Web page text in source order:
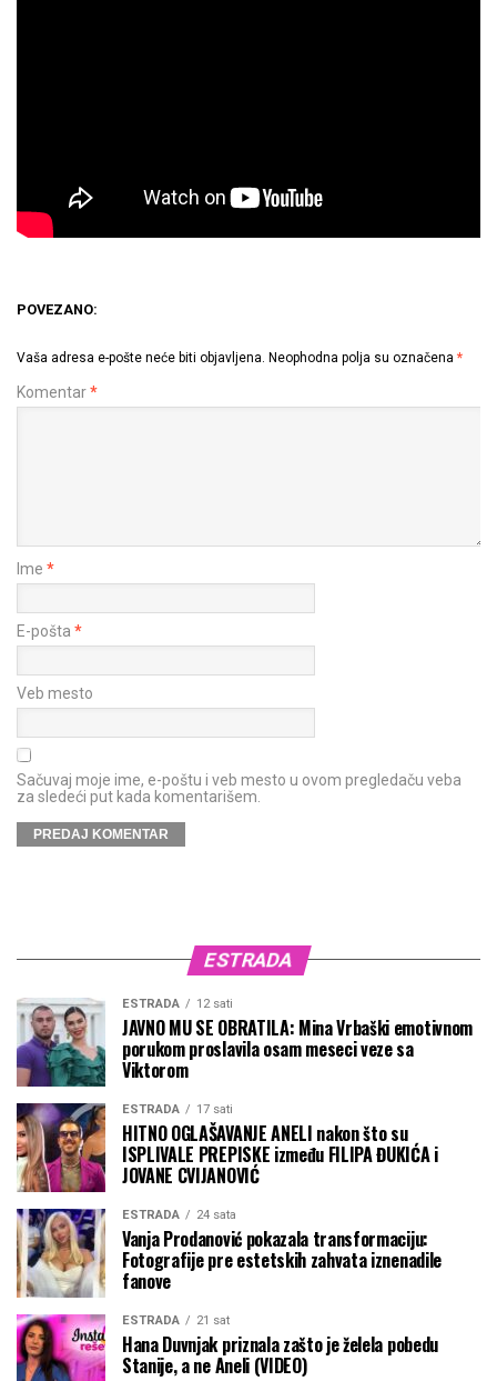
POVEZANO:
Vaša adresa e-pošte neće biti objavljena. Neophodna polja su označena *
Komentar*
Ime *
E-pošta *
Veb mesto
Sačuvaj moje ime, e-poštu i veb mesto u ovom pregledaču veba
za sledeći put kada komentarišem.
ESTRADA
ESTRADA 12 sati
JAVNO MU SE OBRATILA: Mina Vrbaški emotivnom
porukom proslavila osam meseci veze sa
Viktorom
ESTRADA 17 sati
HITNO OGLAŠAVANJE ANELI nakon što su
ISPLIVALE PREPISKE između FILIPA ĐUKIĆA i
JOVANE CVIJANOVIĆ
ESTRADA 24 sata
Vanja Prodanović pokazala transformaciju:
Fotografije pre estetskih zahvata iznenadile
fanove
ESTRADA 21 sat
Hana Duvnjak priznala zašto je želela pobedu
Stanije, a ne Aneli (VIDEO)